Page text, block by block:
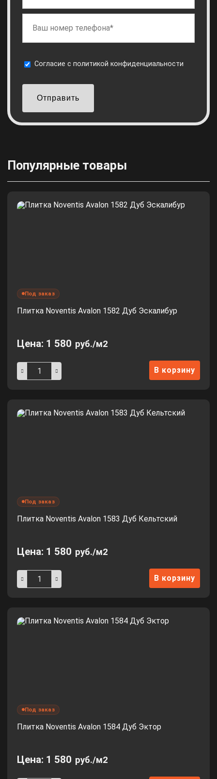
Cогласие сполитикой конфиденциальности
Отправить
Популярные товары
Под заказ
Плитка Noventis Avalon 1582 Дуб Эскалибур
Цена: 1 580 руб./м2
В корзину
Под заказ
Плитка Noventis Avalon 1583 Дуб Кельтский
Цена: 1 580 руб./м2
В корзину
Под заказ
Плитка Noventis Avalon 1584 Дуб Эктор
Цена: 1 580 руб./м2